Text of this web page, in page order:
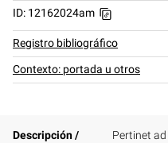
ID: 12162024am
Registro bibliográfico
Contexto: portada u otros
Descripción /
Pertinet